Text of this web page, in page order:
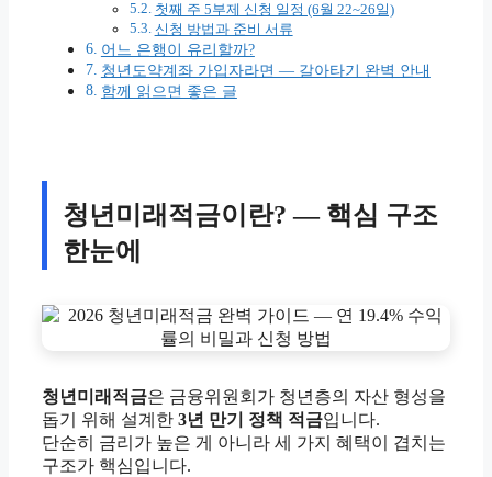
첫째 주 5부제 신청 일정 (6월 22~26일)
신청 방법과 준비 서류
어느 은행이 유리할까?
청년도약계좌 가입자라면 — 갈아타기 완벽 안내
함께 읽으면 좋은 글
청년미래적금이란? — 핵심 구조
한눈에
청년미래적금은 금융위원회가 청년층의 자산 형성을
돕기 위해 설계한 3년 만기 정책 적금입니다.
단순히 금리가 높은 게 아니라 세 가지 혜택이 겹치는
구조가 핵심입니다.